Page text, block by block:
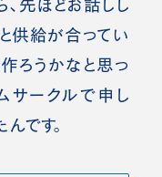
先ほどお話しし
供給が合ってい
ろうかなと思っ
サークルで申し
です。